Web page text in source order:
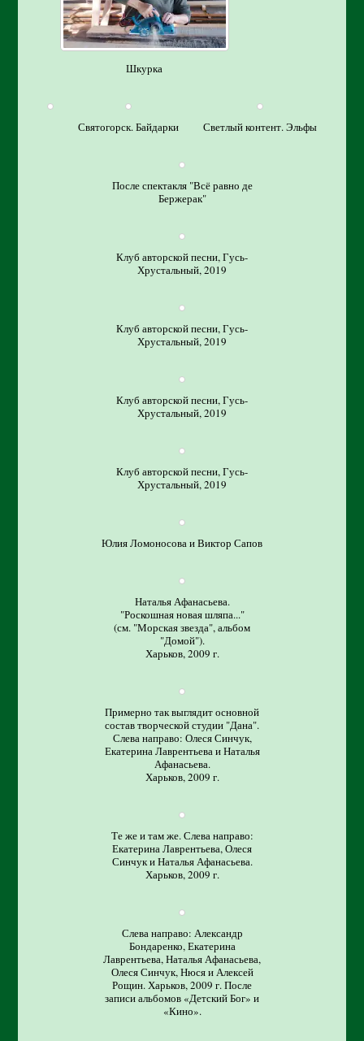
Шкурка
Святогорск. Байдарки Светлый контент. Эльфы
После спектакля "Всё равно де
Бержерак"
Клуб авторской песни, Гусь-
Хрустальный, 2019
Клуб авторской песни, Гусь-
Хрустальный, 2019
Клуб авторской песни, Гусь-
Хрустальный, 2019
Клуб авторской песни, Гусь-
Хрустальный, 2019
Юлия Ломоносова и Виктор Сапов
Наталья Афанасьева.
"Роскошная новая шляпа..."
(см. "Морская звезда", альбом
"Домой").
Харьков, 2009 г.
Примерно так выглядит основной
состав творческой студии "Дана".
Слева направо: Олеся Синчук,
Екатерина Лаврентьева и Наталья
Афанасьева.
Харьков, 2009 г.
Те же и там же. Слева направо:
Екатерина Лаврентьева, Олеся
Синчук и Наталья Афанасьева.
Харьков, 2009 г.
Слева направо: Александр
Бондаренко, Екатерина
Лаврентьева, Наталья Афанасьева,
Олеся Синчук, Нюся и Алексей
Рощин. Харьков, 2009 г. После
записи альбомов «Детский Бог» и
«Кино».